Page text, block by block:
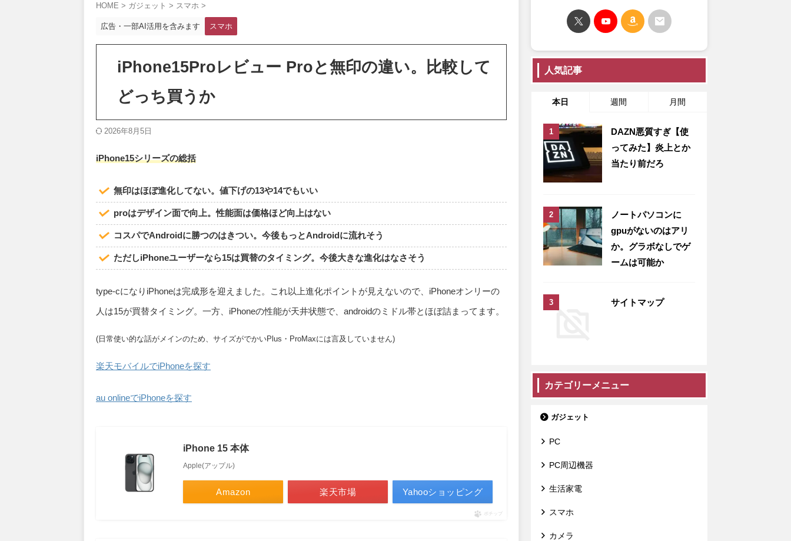
HOME > ガジェット > スマホ >
広告・一部AI活用を含みます スマホ
iPhone15Proレビュー Proと無印の違い。比較して
どっち買うか
2026年8月5日
iPhone15シリーズの総括
無印はほぼ進化してない。値下げの13や14でもいい
proはデザイン面で向上。性能面は価格ほど向上はない
コスパでAndroidに勝つのはきつい。今後もっとAndroidに流れそう
ただしiPhoneユーザーなら15は買替のタイミング。今後大きな進化はなさそう
type-cになりiPhoneは完成形を迎えました。これ以上進化ポイントが見えないので、iPhoneオンリーの
人は15が買替タイミング。一方、iPhoneの性能が天井状態で、androidのミドル帯とほぼ詰まってます。
(日常使い的な話がメインのため、サイズがでかいPlus・ProMaxには言及していません)
楽天モバイルでiPhoneを探す
au onlineでiPhoneを探す
iPhone 15 本体
Apple(アップル)
Amazon 楽天市場 Yahooショッピング
ポチップ
人気記事
本日 週間 月間
DAZN悪質すぎ【使
ってみた】炎上とか
当たり前だろ
ノートパソコンに
gpuがないのはアリ
か。グラボなしでゲ
ームは可能か
サイトマップ
カテゴリーメニュー
ガジェット
PC
PC周辺機器
生活家電
スマホ
カメラ